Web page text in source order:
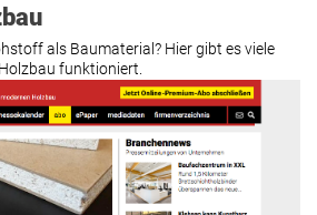
als Baumaterial? Hier gibt es viele
funktioniert.